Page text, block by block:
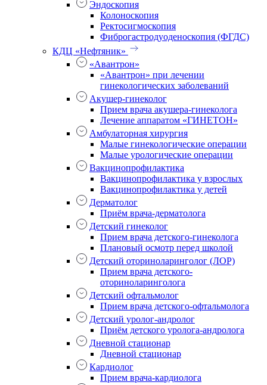
Эндоскопия
Колоноскопия
Ректосигмоскопия
Фиброгастродуоденоскопия (ФГДС)
КДЦ «Нефтяник»
«Авантрон»
«Авантрон» при лечении
гинекологических заболеваний
Акушер-гинеколог
Прием врача акушера-гинеколога
Лечение аппаратом «ГИНЕТОН»
Амбулаторная хирургия
Малые гинекологические операции
Малые урологические операции
Вакцинопрофилактика
Вакцинопрофилактика у взрослых
Вакцинопрофилактика у детей
Дерматолог
Приём врача-дерматолога
Детский гинеколог
Прием врача детского-гинеколога
Плановый осмотр перед школой
Детский оториноларинголог (ЛОР)
Прием врача детского-
оториноларинголога
Детский офтальмолог
Прием врача детского-офтальмолога
Детский уролог-андролог
Приём детского уролога-андролога
Дневной стационар
Дневной стационар
Кардиолог
Прием врача-кардиолога